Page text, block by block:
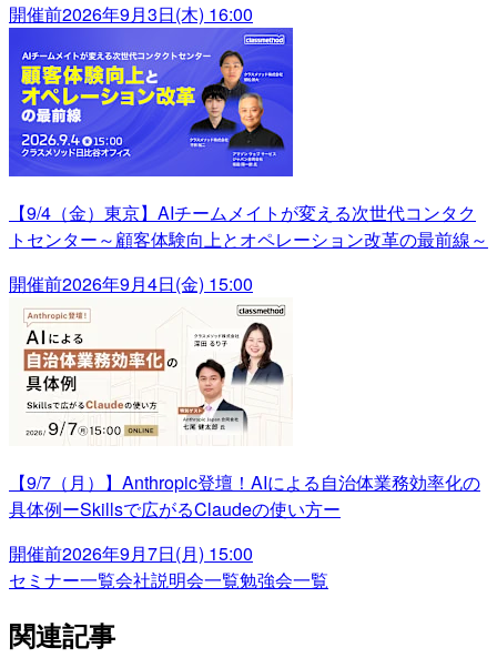
開催前2026年9月3日(木) 16:00
【9/4（金）東京】AIチームメイトが変える次世代コンタク
トセンター～顧客体験向上とオペレーション改革の最前線～
開催前2026年9月4日(金) 15:00
【9/7（月）】Anthropic登壇！AIによる自治体業務効率化の
具体例ーSkillsで広がるClaudeの使い方ー
開催前2026年9月7日(月) 15:00
セミナー一覧会社説明会一覧勉強会一覧
関連記事